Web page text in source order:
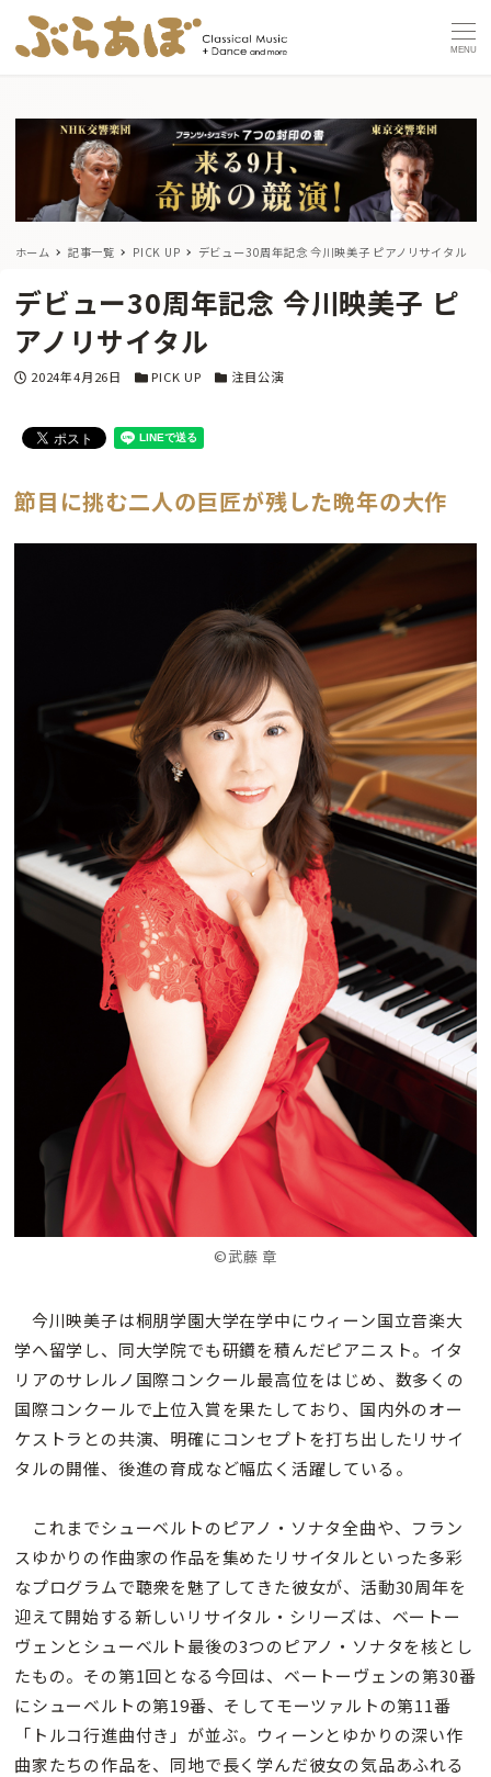
MENU
ホーム 記事一覧 PICK UP デビュー30周年記念 今川映美子 ピアノリサイタル
デビュー30周年記念 今川映美子 ピ
アノリサイタル
投稿日
2024年4月26日 カテゴリー
PICK UP カテゴリー
注目公演
節目に挑む二人の巨匠が残した晩年の大作
©武藤 章
今川映美子は桐朋学園大学在学中にウィーン国立音楽大
学へ留学し、同大学院でも研鑽を積んだピアニスト。イタ
リアのサレルノ国際コンクール最高位をはじめ、数多くの
国際コンクールで上位入賞を果たしており、国内外のオー
ケストラとの共演、明確にコンセプトを打ち出したリサイ
タルの開催、後進の育成など幅広く活躍している。
これまでシューベルトのピアノ・ソナタ全曲や、フラン
スゆかりの作曲家の作品を集めたリサイタルといった多彩
なプログラムで聴衆を魅了してきた彼女が、活動30周年を
迎えて開始する新しいリサイタル・シリーズは、ベートー
ヴェンとシューベルト最後の3つのピアノ・ソナタを核とし
たもの。その第1回となる今回は、ベートーヴェンの第30番
にシューベルトの第19番、そしてモーツァルトの第11番
「トルコ行進曲付き」が並ぶ。ウィーンとゆかりの深い作
曲家たちの作品を、同地で長く学んだ彼女の気品あふれる